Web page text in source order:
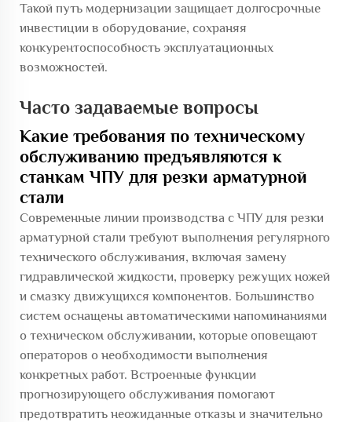
Такой путь модернизации защищает долгосрочные
инвестиции в оборудование, сохраняя
конкурентоспособность эксплуатационных
возможностей.
Часто задаваемые вопросы
Какие требования по техническому
обслуживанию предъявляются к
станкам ЧПУ для резки арматурной
стали
Современные линии производства с ЧПУ для резки
арматурной стали требуют выполнения регулярного
технического обслуживания, включая замену
гидравлической жидкости, проверку режущих ножей
и смазку движущихся компонентов. Большинство
систем оснащены автоматическими напоминаниями
о техническом обслуживании, которые оповещают
операторов о необходимости выполнения
конкретных работ. Встроенные функции
прогнозирующего обслуживания помогают
предотвратить неожиданные отказы и значительно